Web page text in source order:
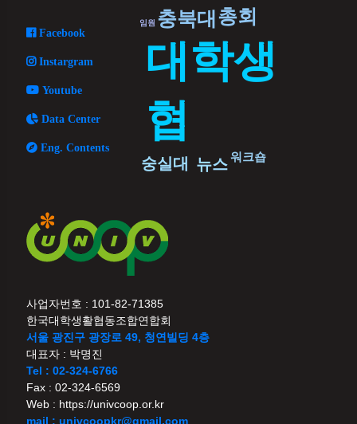
Facebook
Instargram
Youtube
Data Center
Eng. Contents
대학생
협
충북대 총회
뉴스
숭실대 워크숍
임원
사업자번호 : 101-82-71385
한국대학생활협동조합연합회
서울 광진구 광장로 49, 청연빌딩 4층
대표자 : 박명진
Tel : 02-324-6766
Fax : 02-324-6569
Web : https://univcoop.or.kr
mail : univcoopkr@gmail.com